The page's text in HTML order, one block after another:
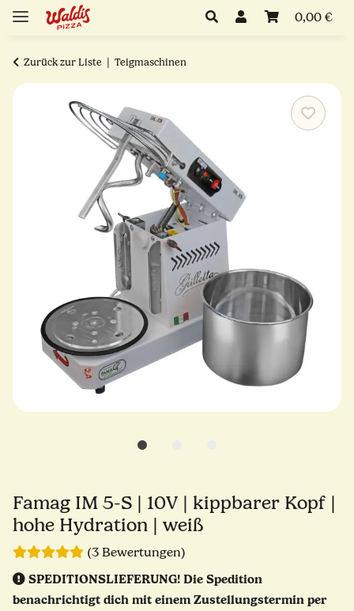
0,00 €
Zurück zur Liste Teigmaschinen
Famag IM 5-S | 10V | kippbarer Kopf |
hohe Hydration | weiß
(3 Bewertungen)
SPEDITIONSLIEFERUNG! Die Spedition
benachrichtigt dich mit einem Zustellungstermin per